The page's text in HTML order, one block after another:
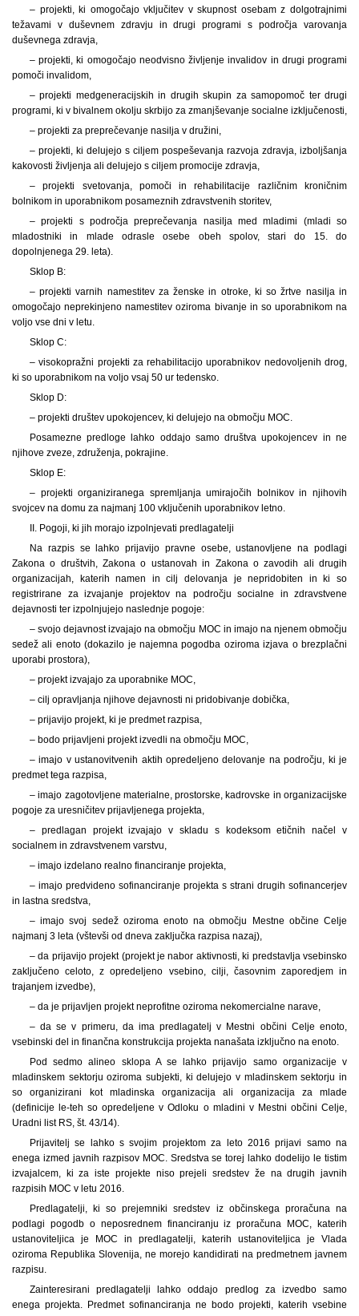
– projekti, ki omogočajo vključitev v skupnost osebam z dolgotrajnimi
težavami v duševnem zdravju in drugi programi s področja varovanja
duševnega zdravja,
– projekti, ki omogočajo neodvisno življenje invalidov in drugi programi
pomoči invalidom,
– projekti medgeneracijskih in drugih skupin za samopomoč ter drugi
programi, ki v bivalnem okolju skrbijo za zmanjševanje socialne izključenosti,
– projekti za preprečevanje nasilja v družini,
– projekti, ki delujejo s ciljem pospeševanja razvoja zdravja, izboljšanja
kakovosti življenja ali delujejo s ciljem promocije zdravja,
– projekti svetovanja, pomoči in rehabilitacije različnim kroničnim
bolnikom in uporabnikom posameznih zdravstvenih storitev,
– projekti s področja preprečevanja nasilja med mladimi (mladi so
mladostniki in mlade odrasle osebe obeh spolov, stari do 15. do
dopolnjenega 29. leta).
Sklop B:
– projekti varnih namestitev za ženske in otroke, ki so žrtve nasilja in
omogočajo neprekinjeno namestitev oziroma bivanje in so uporabnikom na
voljo vse dni v letu.
Sklop C:
– visokopražni projekti za rehabilitacijo uporabnikov nedovoljenih drog,
ki so uporabnikom na voljo vsaj 50 ur tedensko.
Sklop D:
– projekti društev upokojencev, ki delujejo na območju MOC.
Posamezne predloge lahko oddajo samo društva upokojencev in ne
njihove zveze, združenja, pokrajine.
Sklop E:
– projekti organiziranega spremljanja umirajočih bolnikov in njihovih
svojcev na domu za najmanj 100 vključenih uporabnikov letno.
II. Pogoji, ki jih morajo izpolnjevati predlagatelji
Na razpis se lahko prijavijo pravne osebe, ustanovljene na podlagi
Zakona o društvih, Zakona o ustanovah in Zakona o zavodih ali drugih
organizacijah, katerih namen in cilj delovanja je nepridobiten in ki so
registrirane za izvajanje projektov na področju socialne in zdravstvene
dejavnosti ter izpolnjujejo naslednje pogoje:
– svojo dejavnost izvajajo na območju MOC in imajo na njenem območju
sedež ali enoto (dokazilo je najemna pogodba oziroma izjava o brezplačni
uporabi prostora),
– projekt izvajajo za uporabnike MOC,
– cilj opravljanja njihove dejavnosti ni pridobivanje dobička,
– prijavijo projekt, ki je predmet razpisa,
– bodo prijavljeni projekt izvedli na območju MOC,
– imajo v ustanovitvenih aktih opredeljeno delovanje na področju, ki je
predmet tega razpisa,
– imajo zagotovljene materialne, prostorske, kadrovske in organizacijske
pogoje za uresničitev prijavljenega projekta,
– predlagan projekt izvajajo v skladu s kodeksom etičnih načel v
socialnem in zdravstvenem varstvu,
– imajo izdelano realno financiranje projekta,
– imajo predvideno sofinanciranje projekta s strani drugih sofinancerjev
in lastna sredstva,
– imajo svoj sedež oziroma enoto na območju Mestne občine Celje
najmanj 3 leta (vštevši od dneva zaključka razpisa nazaj),
– da prijavijo projekt (projekt je nabor aktivnosti, ki predstavlja vsebinsko
zaključeno celoto, z opredeljeno vsebino, cilji, časovnim zaporedjem in
trajanjem izvedbe),
– da je prijavljen projekt neprofitne oziroma nekomercialne narave,
– da se v primeru, da ima predlagatelj v Mestni občini Celje enoto,
vsebinski del in finančna konstrukcija projekta nanašata izključno na enoto.
Pod sedmo alineo sklopa A se lahko prijavijo samo organizacije v
mladinskem sektorju oziroma subjekti, ki delujejo v mladinskem sektorju in
so organizirani kot mladinska organizacija ali organizacija za mlade
(definicije le-teh so opredeljene v Odloku o mladini v Mestni občini Celje,
Uradni list RS, št. 43/14).
Prijavitelj se lahko s svojim projektom za leto 2016 prijavi samo na
enega izmed javnih razpisov MOC. Sredstva se torej lahko dodelijo le tistim
izvajalcem, ki za iste projekte niso prejeli sredstev že na drugih javnih
razpisih MOC v letu 2016.
Predlagatelji, ki so prejemniki sredstev iz občinskega proračuna na
podlagi pogodb o neposrednem financiranju iz proračuna MOC, katerih
ustanoviteljica je MOC in predlagatelji, katerih ustanoviteljica je Vlada
oziroma Republika Slovenija, ne morejo kandidirati na predmetnem javnem
razpisu.
Zainteresirani predlagatelji lahko oddajo predlog za izvedbo samo
enega projekta. Predmet sofinanciranja ne bodo projekti, katerih vsebine